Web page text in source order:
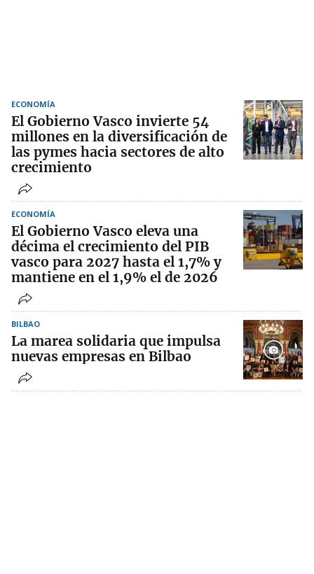
ECONOMÍA
El Gobierno Vasco invierte 54
millones en la diversificación de
las pymes hacia sectores de alto
crecimiento
ECONOMÍA
El Gobierno Vasco eleva una
décima el crecimiento del PIB
vasco para 2027 hasta el 1,7% y
mantiene en el 1,9% el de 2026
BILBAO
La marea solidaria que impulsa
nuevas empresas en Bilbao